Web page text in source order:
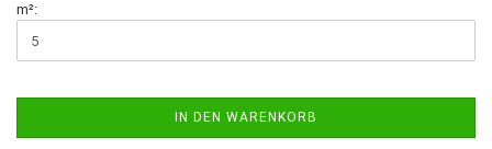
m²:
IN DEN WARENKORB